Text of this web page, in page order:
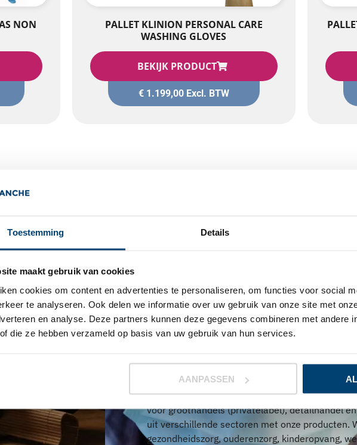
Toestemming Details
maakt gebruik van cookies
cookies om content en advertenties te personaliseren, om functies voor social
te analyseren. Ook delen we informatie over uw gebruik van onze site met
en analyse. Deze partners kunnen deze gegevens combineren met andere
die ze hebben verzameld op basis van uw gebruik van hun services.
AANPASSEN
NON
PALLET KLINION PERSONAL CARE
WASHING GLOVES
BEKIJK PRODUCT
€1.199,00Excl. BTW
OVER HET TEAM
Avalanche Disposables B.V. is importeur en
professionele hygiëne, persoonlijke
groothandels (privatelabel), detailhandel en
levensmiddelenindustrie, detailhandel,
tuinbouw. Avalanche Disposables B.V. is
gebied van professionele hygiëne, persoonlijke
voor groothandels (privatelabel), detailhandel
uit verschillende sectoren met onze producten.
gezondheidszorg, ouderenzorg, kinderopvang,